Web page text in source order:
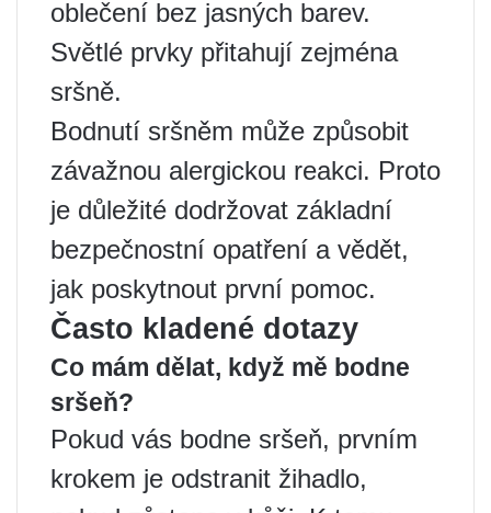
oblečení bez jasných barev.
Světlé prvky přitahují zejména
sršně.
Bodnutí sršněm může způsobit
závažnou alergickou reakci. Proto
je důležité dodržovat základní
bezpečnostní opatření a vědět,
jak poskytnout první pomoc.
Často kladené dotazy
Co mám dělat, když mě bodne
sršeň?
Pokud vás bodne sršeň, prvním
krokem je odstranit žihadlo,